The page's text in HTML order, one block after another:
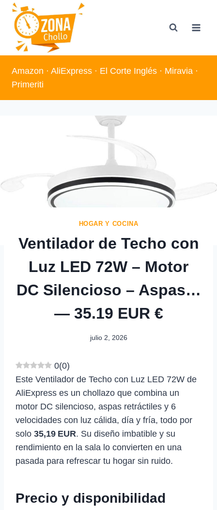
Saltar
contenido
Amazon · AliExpress · El Corte Inglés · Miravia ·
Primeriti
HOGAR Y COCINA
Ventilador de Techo con
Luz LED 72W – Motor
DC Silencioso – Aspas…
— 35.19 EUR €
julio 2, 2026
0(0)
Este Ventilador de Techo con Luz LED 72W de
AliExpress es un chollazo que combina un
motor DC silencioso, aspas retráctiles y 6
velocidades con luz cálida, día y fría, todo por
solo 35,19 EUR. Su diseño imbatible y su
rendimiento en la sala lo convierten en una
pasada para refrescar tu hogar sin ruido.
Precio y disponibilidad